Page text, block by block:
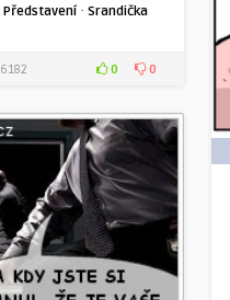
Představení· Srandička
6182 0 0